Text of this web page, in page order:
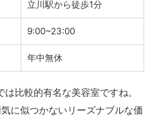
立川駅から徒歩1分
9:00~23:00
年中無休
比較的有名な美容室ですね。
に似つかないリーズナブルな価